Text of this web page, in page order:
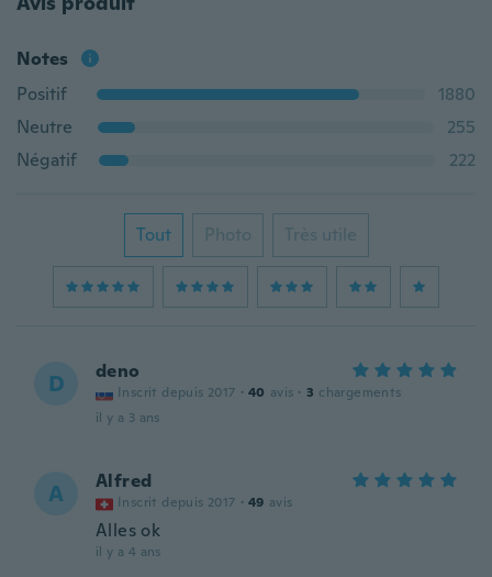
Notes
Positif
1880
Neutre
255
Négatif
222
Tout Photo Très utile
D deno
Inscrit depuis 2017 · 40 avis · 3 chargements
il y a 3 ans
A Alfred
Inscrit depuis 2017 · 49 avis
Alles ok
il y a 4 ans